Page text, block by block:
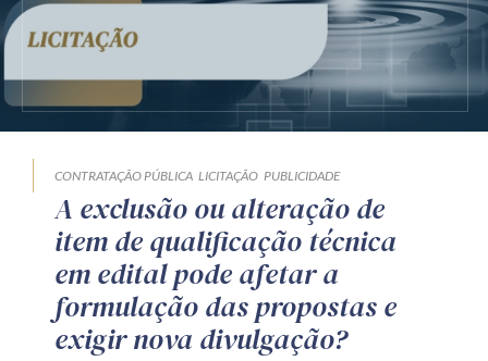
CONTRATAÇÃO PÚBLICA LICITAÇÃO PUBLICIDADE
A exclusão ou alteração de
item de qualificação técnica
em edital pode afetar a
formulação das propostas e
exigir nova divulgação?